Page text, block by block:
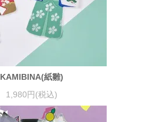
KAMIBINA(紙雛)
1,980円(税込)